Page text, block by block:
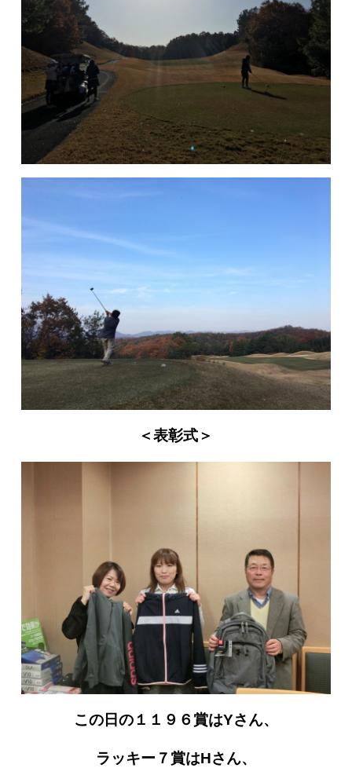
＜表彰式＞
この日の１１９６賞はYさん、
ラッキー７賞はHさん、